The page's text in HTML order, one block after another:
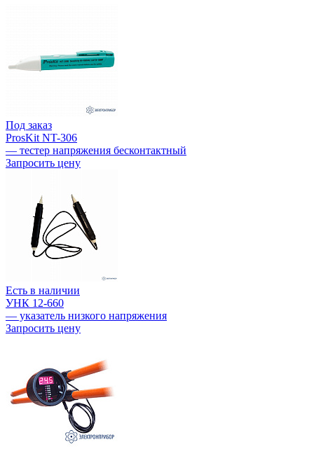
Под заказ
ProsKit NT-306
— тестер напряжения бесконтактный
Запросить цену
Есть в наличии
УНК 12-660
— указатель низкого напряжения
Запросить цену